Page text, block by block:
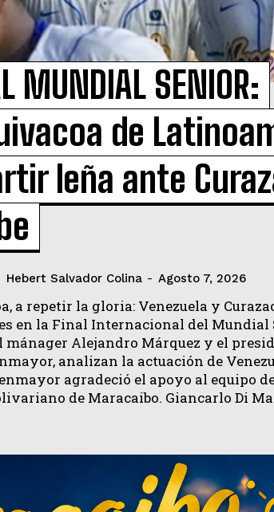
MUNDIAL SENIOR:
de
leña ante
Hebert Salvador Colina - Agosto 7, 2026
a repetir la gloria: Venezuela y
en la Final Internacional del Mundial
mánager Alejandro Márquez y el
analizan la actuación de
agradeció el apoyo al equipo
de Maracaibo. Giancarlo Di